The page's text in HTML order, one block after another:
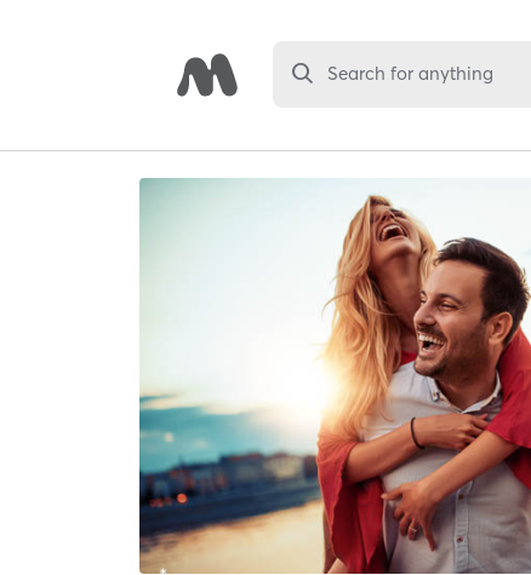
Search for anything